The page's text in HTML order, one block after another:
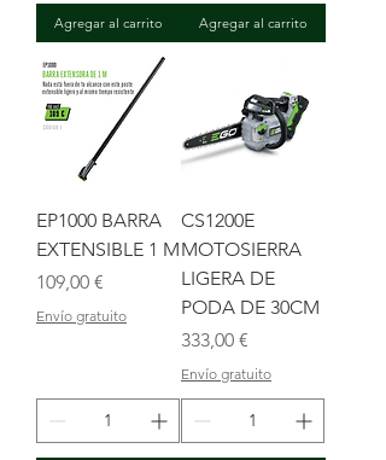
Agregar al carrito Agregar al carrito
EP1000 BARRA
EXTENSIBLE 1 M
Precio
109,00 €
Envío gratuito
CS1200E
MOTOSIERRA
LIGERA DE
PODA DE 30CM
Precio
333,00 €
Envío gratuito